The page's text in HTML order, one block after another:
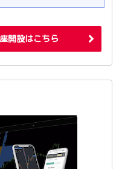
開設はこちら